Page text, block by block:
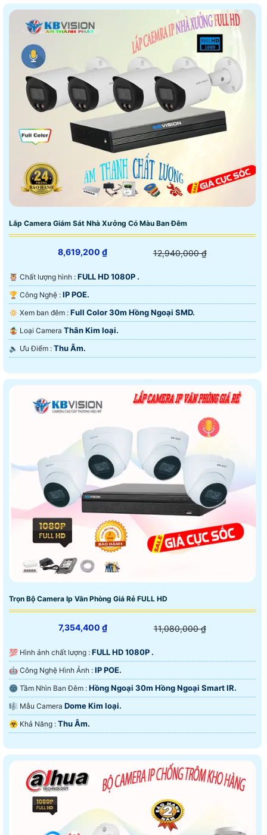
Lắp Camera Giám Sát Nhà Xưởng Có Màu Ban Đêm
8,619,200 ₫ 12,940,000 ₫
🦉 Chất lượng hình : FULL HD 1080P .
🏆 Công Nghệ : IP POE.
🔅 Xem ban đêm : Full Color 30m Hồng Ngoại SMD.
🤹 Loại Camera Thân Kim loại.
️🔈 Ưu Điểm : Thu Âm.
Trọn Bộ Camera Ip Văn Phòng Giá Rẻ FULL HD
7,354,400 ₫ 11,080,000 ₫
💯 Hình ảnh chất lượng : FULL HD 1080P .
🤖️ Công Nghệ Hình Ảnh : IP POE.
🌚 Tầm Nhìn Ban Đêm : Hồng Ngoại 30m Hồng Ngoại Smart IR.
🎼️ Mẫu Camera Dome Kim loại.
️☣️ Khả Năng : Thu Âm.